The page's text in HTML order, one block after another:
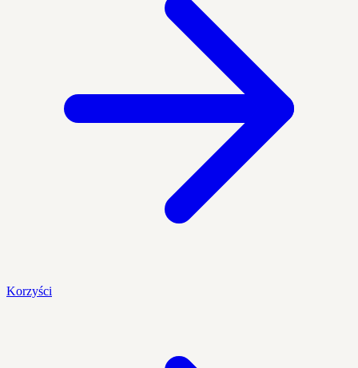
Korzyści